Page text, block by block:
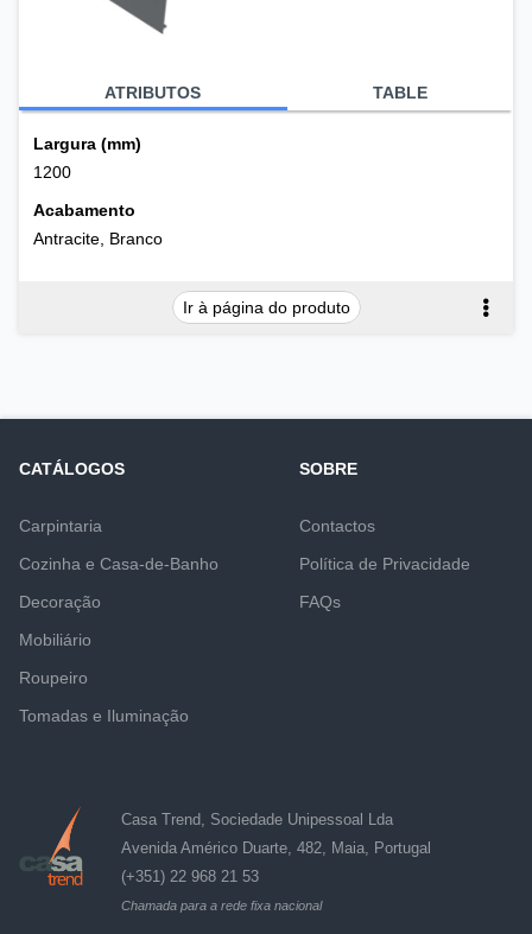
ATRIBUTOS TABLE
Largura (mm)
1200
Acabamento
Antracite, Branco
Ir à página do produto
CATÁLOGOS
Carpintaria
Cozinha e Casa-de-Banho
Decoração
Mobiliário
Roupeiro
Tomadas e Iluminação
SOBRE
Contactos
Política de Privacidade
FAQs
Casa Trend, Sociedade Unipessoal Lda
Avenida Américo Duarte, 482, Maia, Portugal
(+351) 22 968 21 53
Chamada para a rede fixa nacional